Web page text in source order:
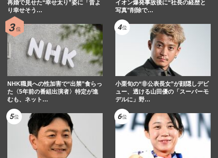
再婚で見せた“幸せ太り”姿に「昔よ
り幸せそう…
イオン爆発事故後に“社長の経歴と
写真”削除で…
NHK職員への性加害で“出禁”食らっ
た〈5年前の番組出演者〉特定が進
むも、ネット…
小栗旬の“非公表長女”が顔隠しデビ
ュー、透ける山田優の「スーパーモ
デルに」野…